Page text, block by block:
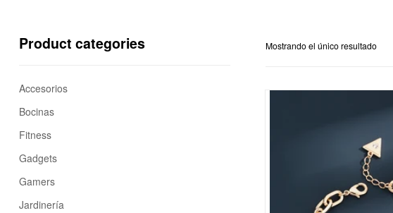
Mostrando el único resultado
Product categories
Accesorios
Bocinas
Fitness
Gadgets
Gamers
Jardinería